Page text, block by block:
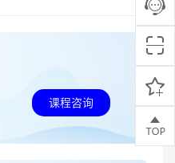
课程咨询